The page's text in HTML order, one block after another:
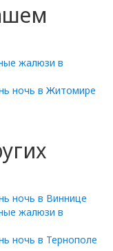
жалюзи в
ночь в Житомире
ночь в Виннице
жалюзи в
ночь в Тернополе